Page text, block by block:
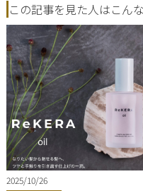
この記事を見た人はこん
2025/10/26